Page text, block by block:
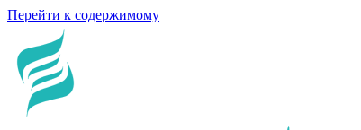
Перейти к содержимому